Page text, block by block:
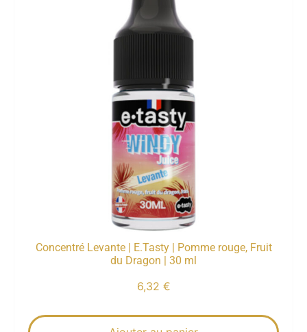
Concentré Levante | E.Tasty | Pomme rouge, Fruit
du Dragon | 30 ml
6,32 €